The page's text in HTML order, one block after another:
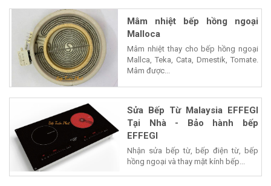
Mâm nhiệt bếp hồng ngoại
Malloca
Mâm nhiệt thay cho bếp hồng ngoại
Mallca, Teka, Cata, Dmestik, Tomate.
Mâm được...
Sửa Bếp Từ Malaysia EFFEGI
Tại Nhà - Bảo hành bếp
EFFEGI
Nhận sửa bếp từ, bếp điện từ, bếp
hồng ngoại và thay mặt kính bếp...